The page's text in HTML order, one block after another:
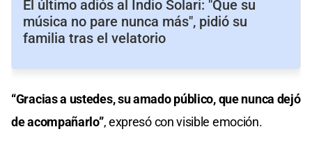
El último adiós al Indio Solari: "Que su
música no pare nunca más", pidió su
familia tras el velatorio
“Gracias a ustedes, su amado público, que nunca dejó
de acompañarlo”, expresó con visible emoción.